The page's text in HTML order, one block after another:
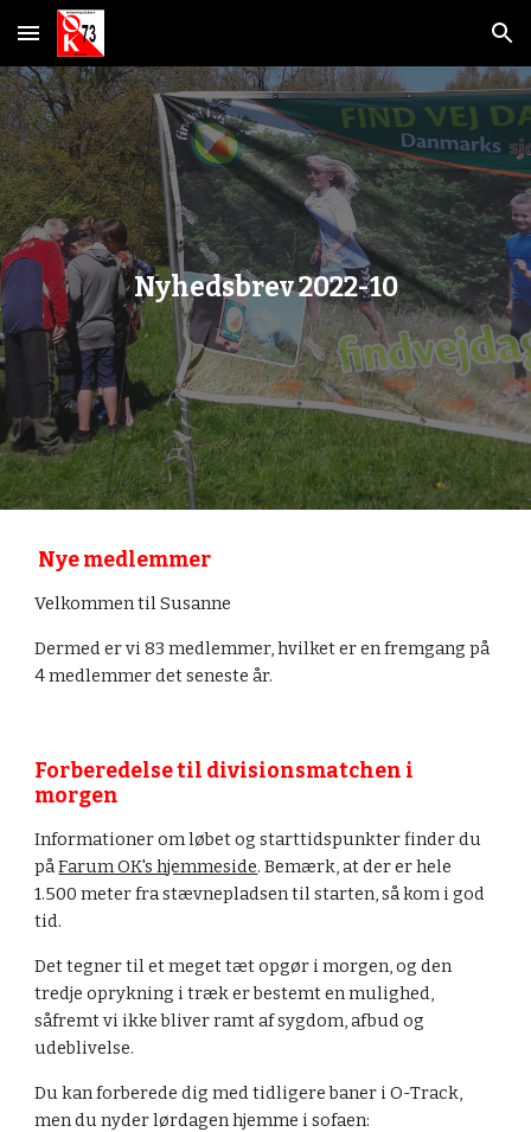
Skip to main content Skip to navigation
Nyhedsbrev 2022-10
Nye medlemmer
Velkommen til Susanne
Dermed er vi 83
medlemmer, hvilket er en fremgang på
4 medlemmer det seneste år.
Forberedelse til divisionsmatchen i
morgen
Informationer om løbet og starttidspunkter finder du
på Farum OK's hjemmeside. Bemærk, at der er hele
1.500 meter fra stævnepladsen til starten, så kom i god
tid.
Det tegner til et meget tæt opgør i morgen, og den
tredje oprykning i træk er bestemt en mulighed,
såfremt vi ikke bliver ramt af sygdom, afbud og
udeblivelse.
Du kan forberede dig med tidligere baner i O-Track,
men du nyder lørdagen hjemme i sofaen: